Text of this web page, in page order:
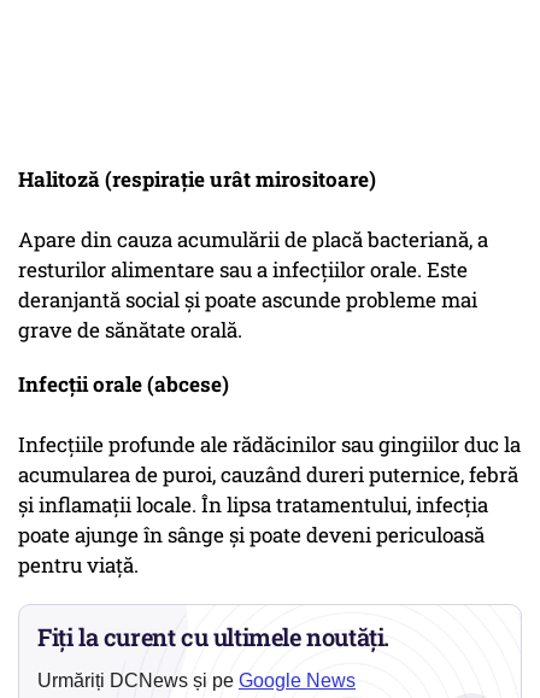
Halitoză (respirație urât mirositoare)
Apare din cauza acumulării de placă bacteriană, a
resturilor alimentare sau a infecțiilor orale. Este
deranjantă social și poate ascunde probleme mai
grave de sănătate orală.
Infecții orale (abcese)
Infecțiile profunde ale rădăcinilor sau gingiilor duc la
acumularea de puroi, cauzând dureri puternice, febră
și inflamații locale. În lipsa tratamentului, infecția
poate ajunge în sânge și poate deveni periculoasă
pentru viață.
Fiți la curent cu ultimele noutăți.
Urmăriți DCNews și pe Google News